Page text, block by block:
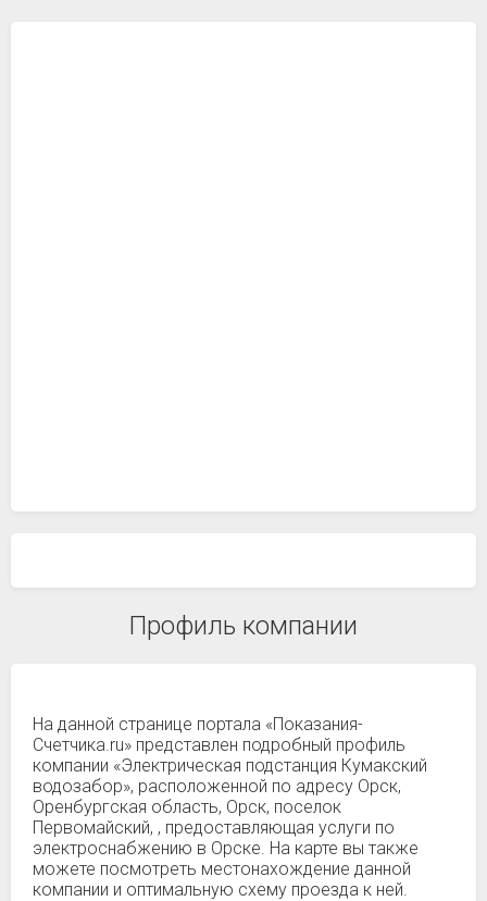
Профиль компании
На данной странице портала «Показания-
Счетчика.ru» представлен подробный профиль
компании «Электрическая подстанция Кумакский
водозабор», расположенной по адресу Орск,
Оренбургская область, Орск, поселок
Первомайский, , предоставляющая услуги по
электроснабжению в Орске. На карте вы также
можете посмотреть местонахождение данной
компании и оптимальную схему проезда к ней.